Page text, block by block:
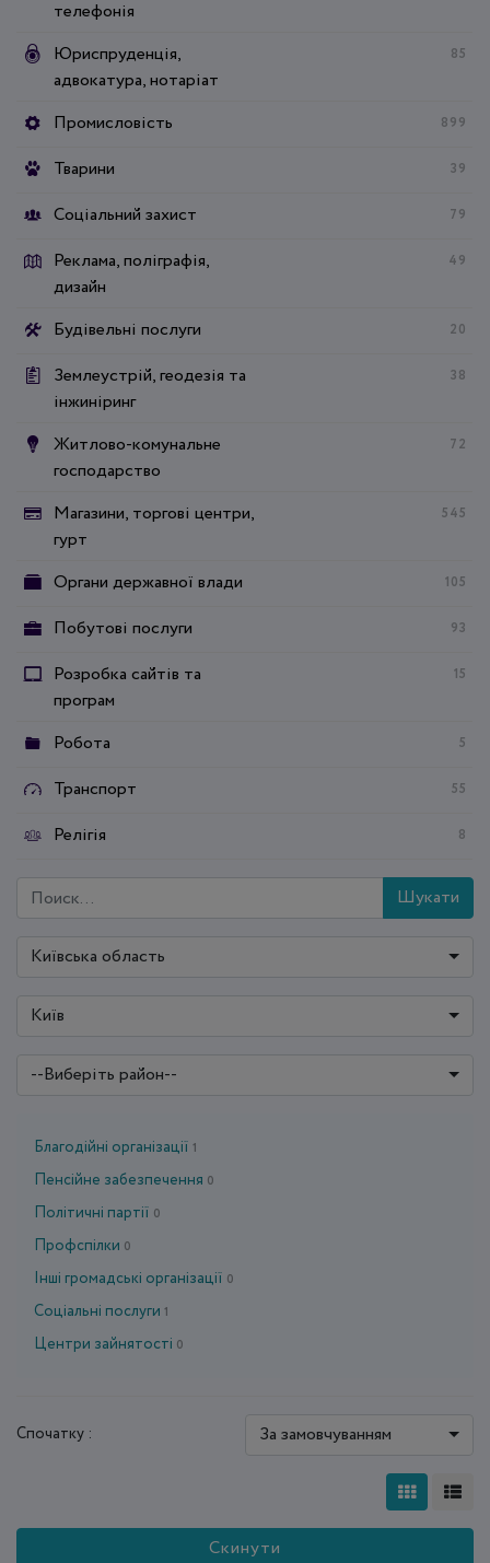
телефонія
Юриспруденція,
адвокатура, нотаріат
85
Промисловість 899
Тварини 39
Соціальний захист 79
Реклама, поліграфія,
дизайн
49
Будівельні послуги 20
Землеустрій, геодезія та
інжиніринг
38
Житлово-комунальне
господарство
72
Магазини, торгові центри,
гурт
545
Органи державної влади 105
Побутові послуги 93
Розробка сайтів та
програм
15
Робота 5
Транспорт 55
Релігія 8
Шукати
Київська область
Київ
--Виберіть район--
Благодійні організації 1
Пенсійне забезпечення 0
Політичні партії 0
Профспілки 0
Інші громадські організації 0
Соціальні послуги 1
Центри зайнятості 0
Спочатку : За замовчуванням
Скинути